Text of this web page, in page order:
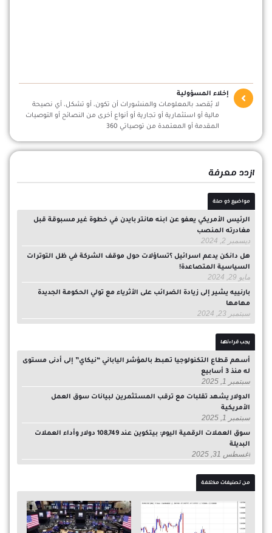
إخلاء المسؤولية
لا يُقصد بالمعلومات والمنشورات أن تكون، أو تشكل، أي نصيحة
مالية أو استثمارية أو تجارية أو أنواع أخرى من النصائح أو التوصيات
المقدمة أو المعتمدة من توصياتي 360
ازدد معرفة
مواضيع ذو صلة
الرئيس الأمريكي يعفو عن ابنه هانتر بايدن في خطوة غير مسبوقة قبل
مغادرته المنصب
ديسمبر 2, 2024
هل دانكن يدعم اسرائيل ؟تساؤلات حول موقف الشركة في ظل التوترات
السياسية المتصاعدة!
مايو 29, 2024
بارنييه يشير إلى زيادة الضرائب على الأثرياء مع تولي الحكومة الجديدة
مهامها
سبتمبر 23, 2024
يجب قراءتها
أسهم قطاع التكنولوجيا تهبط بالمؤشر الياباني “نيكاي” إلى أدنى مستوى
له منذ 3 أسابيع
سبتمبر 1, 2025
الدولار يشهد تقلبات مع ترقب المستثمرين لبيانات سوق العمل
الأمريكية
سبتمبر 1, 2025
سوق العملات الرقمية اليوم: بيتكوين عند 108,749 دولار وأداء العملات
البديلة
أغسطس 31, 2025
من تصنيفات مختلفة